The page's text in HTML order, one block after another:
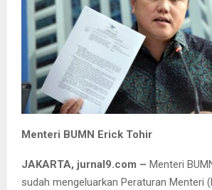
Menteri BUMN Erick Tohir
JAKARTA, jurnal9.com – Menteri
sudah mengeluarkan Peraturan Menteri